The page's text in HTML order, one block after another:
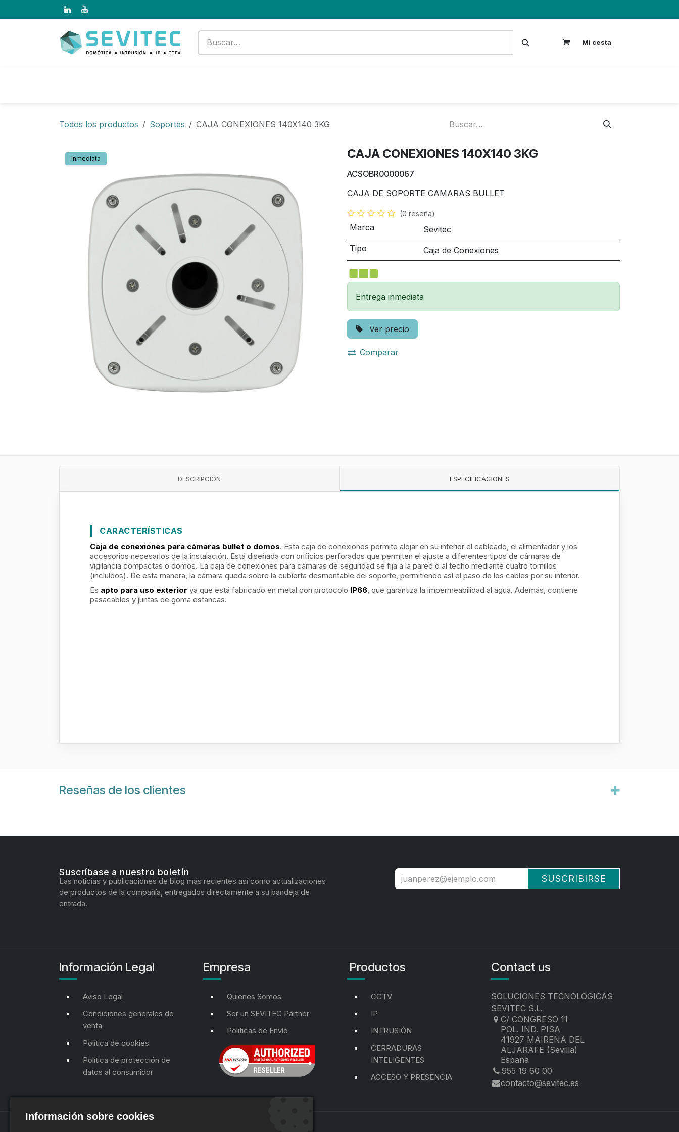
Mi cesta
Todos los productos Soportes CAJA CONEXIONES 140X140 3KG
Inmediata CAJA CONEXIONES 140X140 3KG
ACSOBR0000067
CAJA DE SOPORTE CAMARAS BULLET
(0 reseña)
Marca
Sevitec
Tipo
Caja de Conexiones
Entrega inmediata
Ver precio
Comparar
DESCRIPCIÓN ESPECIFICACIONES
CARACTERÍSTICAS
Caja de conexiones para cámaras bullet o domos. Esta caja de conexiones permite alojar en su interior el cableado, el alimentador y los
accesorios necesarios de la instalación. Está diseñada con orificios perforados que permiten el ajuste a diferentes tipos de cámaras de
vigilancia compactas o domos. La caja de conexiones para cámaras de seguridad se fija a la pared o al techo mediante cuatro tornillos
(incluídos). De esta manera, la cámara queda sobre la cubierta desmontable del soporte, permitiendo así el paso de los cables por su interior.
Es apto para uso exterior ya que está fabricado en metal con protocolo IP66, que garantiza la impermeabilidad al agua. Además, contiene
pasacables y juntas de goma estancas.
Reseñas de los clientes
Suscríbase a nuestro boletín
Las noticias y publicaciones de blog más recientes así como actualizaciones
de productos de la compañía, entregados directamente a su bandeja de
entrada.
SUSCRIBIRSE
Información Legal
Aviso Legal
Condiciones generales de
venta
Política de cookies
Política de protección de
datos al consumidor
Empresa
Quienes Somos
Ser un SEVITEC Partner
Politicas de Envío
Productos
CCTV
IP
INTRUSIÓN
CERRADURAS
INTELIGENTES
ACCESO Y PRESENCIA
Contact us
SOLUCIONES TECNOLOGICAS
SEVITEC S.L.
C/ CONGRESO 11
POL. IND. PISA
41927 MAIRENA DEL
ALJARAFE (Sevilla)
España
955 19 60 00
contacto@sevitec.es
Información sobre cookies